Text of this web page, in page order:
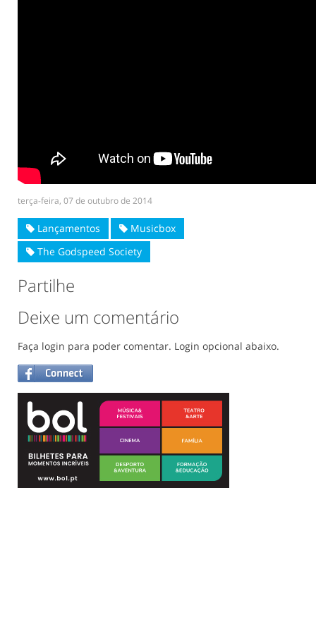
terça-feira, 07 de outubro de 2014
Lançamentos
Musicbox
The Godspeed Society
Partilhe
Deixe um comentário
Faça login para poder comentar. Login opcional abaixo.